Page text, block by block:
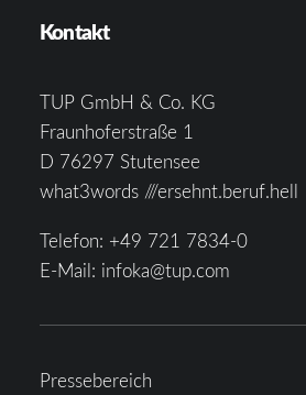
Kontakt
TUP GmbH & Co. KG
Fraunhoferstraße 1
D 76297 Stutensee
what3words ///ersehnt.beruf.hell
Telefon: +49 721 7834-0
E-Mail: infoka@tup.com
Pressebereich